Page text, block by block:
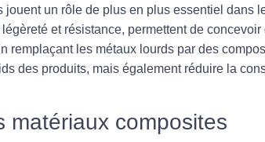
jouent un rôle de plus en plus essentiel dans
et résistance, permettent de
remplaçant les métaux lourds par des
des produits, mais également réduire la
matériaux composites